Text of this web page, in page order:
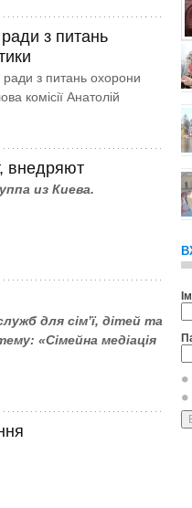
ради з питань
ради з питань охорони
комісії Анатолій
внедряют
из Киева.
для сім’ї, дітей та
«Сімейна медіація